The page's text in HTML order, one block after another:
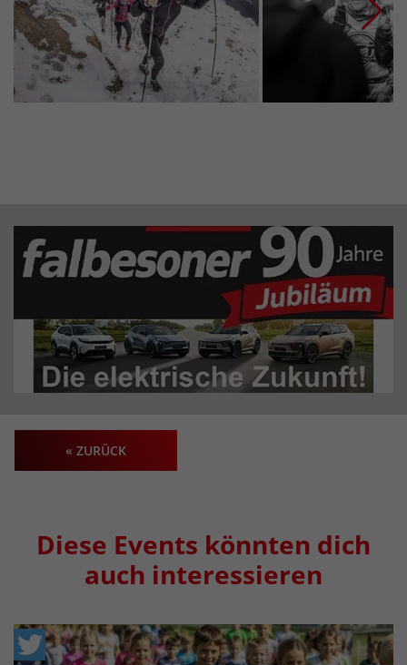
« ZURÜCK
Diese Events könnten dich
auch interessieren